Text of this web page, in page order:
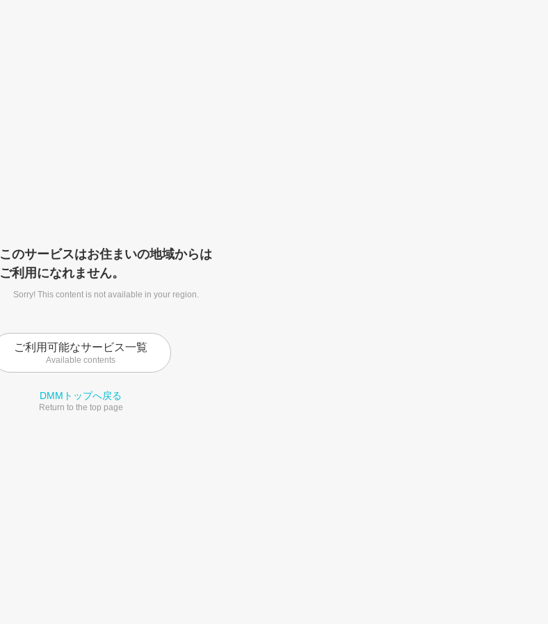
このサービスはお住まいの地域からは
ご利用になれません。
Sorry! This content is not available in your region.
ご利用可能なサービス一覧
Available contents
DMMトップへ戻る
Return to the top page